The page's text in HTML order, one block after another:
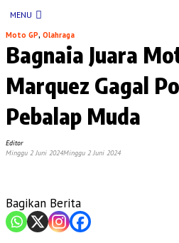
MENU
Moto GP, Olahraga
Bagnaia Juara
Marquez Gagal
Pebalap Muda
Editor
Minggu 2 Juni 2024Minggu 2 Juni 2024
Bagikan Berita